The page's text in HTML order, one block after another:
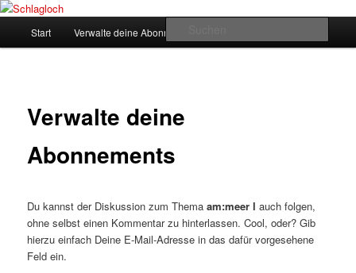
Zum supersberger taggedanken
Start Verwalte deine Abonnements
Verwalte deine
Abonnements
Du kannst der Diskussion zum Themaam:meer l auch folgen,
ohne selbst einen Kommentar zu hinterlassen. Cool, oder? Gib
hierzu einfach Deine E-Mail-Adresse in das dafür vorgesehene
Feld ein.